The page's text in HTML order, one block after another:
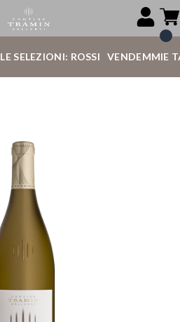
LE SELEZIONI: ROSSI VENDEMMIE